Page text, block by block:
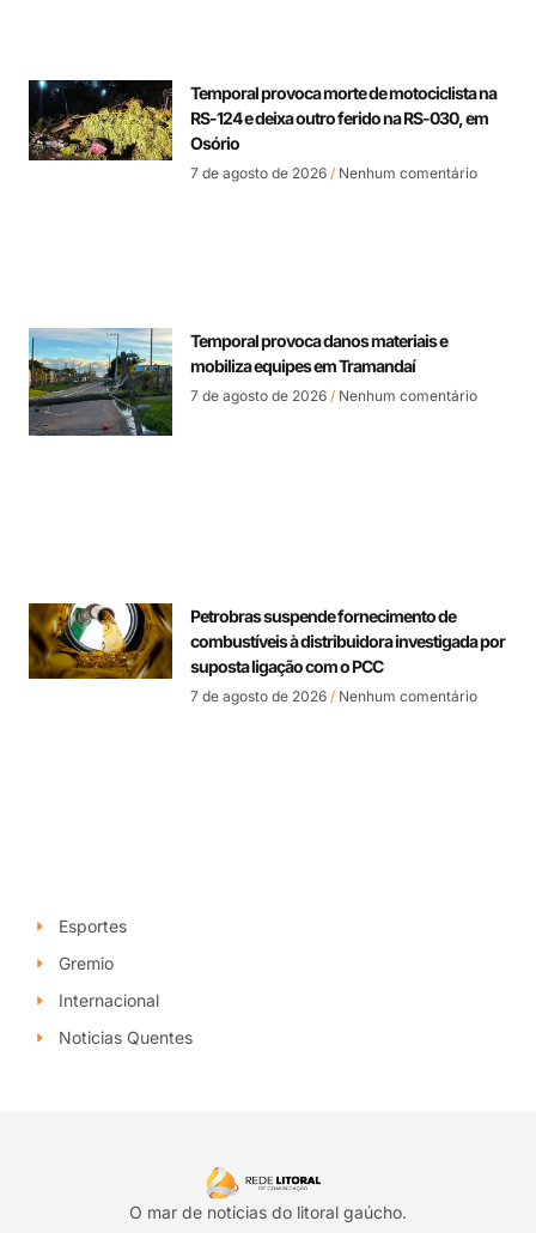
Temporal provoca morte de motociclista na
RS-124 e deixa outro ferido na RS-030, em
Osório
7 de agosto de 2026 Nenhum comentário
Temporal provoca danos materiais e
mobiliza equipes em Tramandaí
7 de agosto de 2026 Nenhum comentário
Petrobras suspende fornecimento de
combustíveis à distribuidora investigada por
suposta ligação com o PCC
7 de agosto de 2026 Nenhum comentário
Esportes
Gremio
Internacional
Noticias Quentes
O mar de noticias do litoral gaúcho.